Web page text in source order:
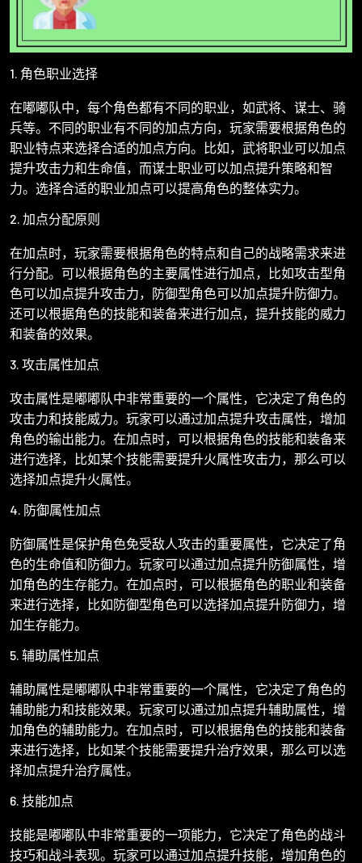
1. 角色职业选择
在嘟嘟队中，每个角色都有不同的职业，如武将、谋士、骑
兵等。不同的职业有不同的加点方向，玩家需要根据角色的
职业特点来选择合适的加点方向。比如，武将职业可以加点
提升攻击力和生命值，而谋士职业可以加点提升策略和智
力。选择合适的职业加点可以提高角色的整体实力。
2. 加点分配原则
在加点时，玩家需要根据角色的特点和自己的战略需求来进
行分配。可以根据角色的主要属性进行加点，比如攻击型角
色可以加点提升攻击力，防御型角色可以加点提升防御力。
还可以根据角色的技能和装备来进行加点，提升技能的威力
和装备的效果。
3. 攻击属性加点
攻击属性是嘟嘟队中非常重要的一个属性，它决定了角色的
攻击力和技能威力。玩家可以通过加点提升攻击属性，增加
角色的输出能力。在加点时，可以根据角色的技能和装备来
进行选择，比如某个技能需要提升火属性攻击力，那么可以
选择加点提升火属性。
4. 防御属性加点
防御属性是保护角色免受敌人攻击的重要属性，它决定了角
色的生命值和防御力。玩家可以通过加点提升防御属性，增
加角色的生存能力。在加点时，可以根据角色的职业和装备
来进行选择，比如防御型角色可以选择加点提升防御力，增
加生存能力。
5. 辅助属性加点
辅助属性是嘟嘟队中非常重要的一个属性，它决定了角色的
辅助能力和技能效果。玩家可以通过加点提升辅助属性，增
加角色的辅助能力。在加点时，可以根据角色的技能和装备
来进行选择，比如某个技能需要提升治疗效果，那么可以选
择加点提升治疗属性。
6. 技能加点
技能是嘟嘟队中非常重要的一项能力，它决定了角色的战斗
技巧和战斗表现。玩家可以通过加点提升技能，增加角色的